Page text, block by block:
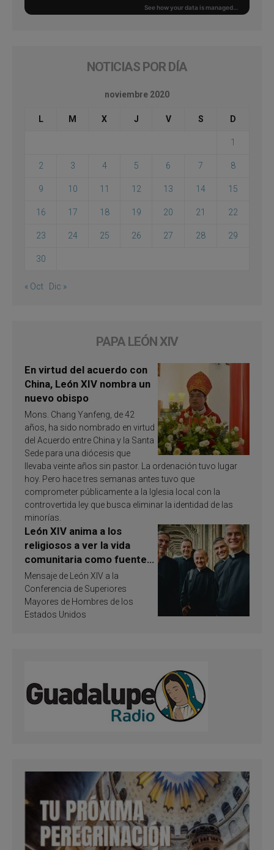
NOTICIAS POR DÍA
noviembre 2020
L M X J V S D
1
2 3 4 5 6 7 8
9 10 11 12 13 14 15
16 17 18 19 20 21 22
23 24 25 26 27 28 29
30
« Oct Dic »
PAPA LEÓN XIV
En virtud del acuerdo con
China, León XIV nombra un
nuevo obispo
Mons. Chang Yanfeng, de 42
años, ha sido nombrado en virtud
del Acuerdo entre China y la Santa
Sede para una diócesis que
llevaba veinte años sin pastor. La ordenación tuvo lugar
hoy. Pero hace tres semanas antes tuvo que
comprometer públicamente a la Iglesia local con la
controvertida ley que busca eliminar la identidad de las
minorías.
León XIV anima a los
religiosos a ver la vida
comunitaria como fuente
de inspiración y
santificación
Mensaje de León XIV a la
Conferencia de Superiores
Mayores de Hombres de los
Estados Unidos